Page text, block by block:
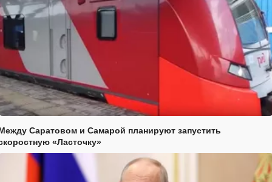
Саратовом и Самарой планируют запустить
«Ласточку»